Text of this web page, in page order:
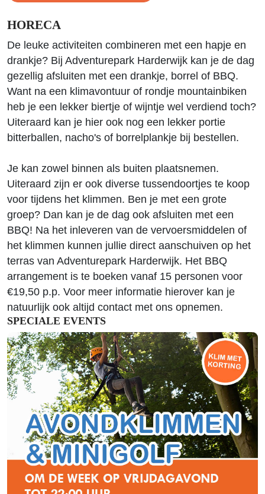
HORECA
De leuke activiteiten combineren met een hapje en
drankje? Bij Adventurepark Harderwijk kan je de dag
gezellig afsluiten met een drankje, borrel of BBQ.
Want na een klimavontuur of rondje mountainbiken
heb je een lekker biertje of wijntje wel verdiend toch?
Uiteraard kan je hier ook nog een lekker portie
bitterballen, nacho's of borrelplankje bij bestellen.
Je kan zowel binnen als buiten plaatsnemen.
Uiteraard zijn er ook diverse tussendoortjes te koop
voor tijdens het klimmen. Ben je met een grote
groep? Dan kan je de dag ook afsluiten met een
BBQ! Na het inleveren van de vervoersmiddelen of
het klimmen kunnen jullie direct aanschuiven op het
terras van Adventurepark Harderwijk. Het BBQ
arrangement is te boeken vanaf 15 personen voor
€19,50 p.p. Voor meer informatie hierover kan je
natuurlijk ook altijd contact met ons opnemen.
SPECIALE EVENTS